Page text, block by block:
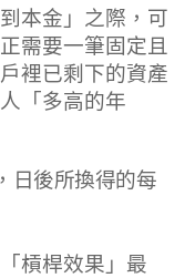
本金」之際，可
需要一筆固定且
裡已剩下的資產
「多高的年
日後所換得的每
槓桿效果」最